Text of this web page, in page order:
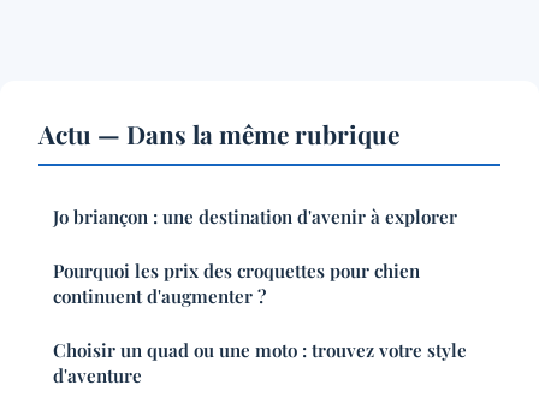
Actu — Dans la même rubrique
Jo briançon : une destination d'avenir à explorer
Pourquoi les prix des croquettes pour chien
continuent d'augmenter ?
Choisir un quad ou une moto : trouvez votre style
d'aventure